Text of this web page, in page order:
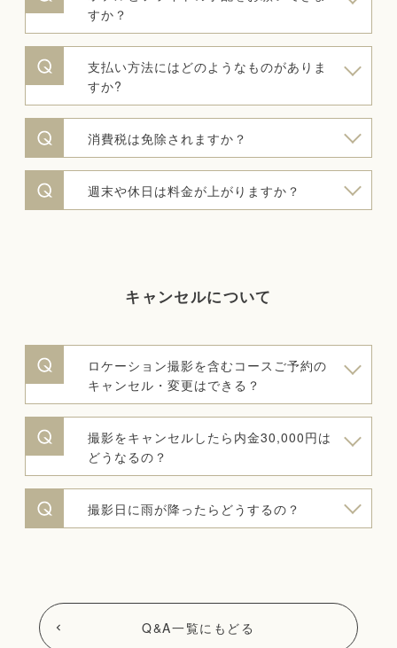
すか？
支払い方法にはどのようなものがありま
すか?
消費税は免除されますか？
週末や休日は料金が上がりますか？
キャンセルについて
ロケーション撮影を含むコースご予約の
キャンセル・変更はできる？
撮影をキャンセルしたら内金30,000円は
どうなるの？
撮影日に雨が降ったらどうするの？
Q&A一覧にもどる